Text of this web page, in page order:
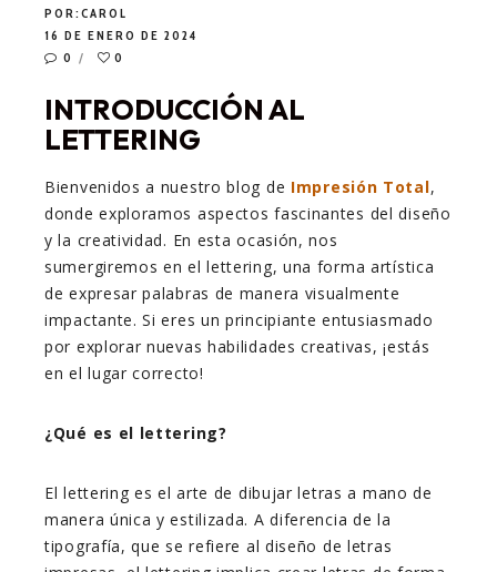
POR:CAROL
16 DE ENERO DE 2024
0
0
INTRODUCCIÓN AL
LETTERING
Bienvenidos a nuestro blog de Impresión Total,
donde exploramos aspectos fascinantes del diseño
y la creatividad. En esta ocasión, nos
sumergiremos en el lettering, una forma artística
de expresar palabras de manera visualmente
impactante. Si eres un principiante entusiasmado
por explorar nuevas habilidades creativas, ¡estás
en el lugar correcto!
¿Qué es el lettering?
El lettering es el arte de dibujar letras a mano de
manera única y estilizada. A diferencia de la
tipografía, que se refiere al diseño de letras